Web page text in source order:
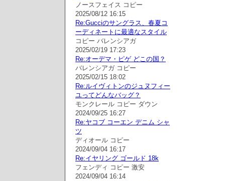
ノースフェイス コピー
2025/08/12 16:15
Re:Gucciのサングラス、春夏コ
ーディネートに最適なスタイル
コピー バレンシアガ
2025/02/19 17:23
Re:オーデマ・ピゲ どこの国？
バレンシアガ コピー
2025/02/15 18:02
Re:ルイヴィトンのジュヌフィー
ユってどんなバッグ？
モンクレール コピー ダウン
2024/09/25 16:27
Re:ヤコブ コーエン デニム シャ
ツ
ディオール コピー
2024/09/04 16:17
Re:イヤリング ゴールド 18k
フェンディ コピー 激安
2024/09/04 16:14